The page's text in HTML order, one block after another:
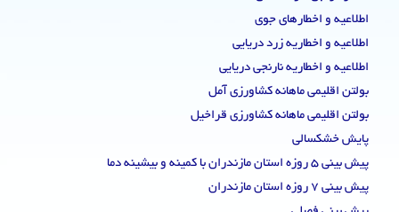
اطلاعیه و اخطارهای جوی
اطلاعیه و اخطاریه زرد دریایی
اطلاعیه و اخطاریه نارنجی دریایی
بولتن اقلیمی ماهانه کشاورزی آمل
بولتن اقلیمی ماهانه کشاورزی قراخیل
پایش خشکسالی
پیش بینی 5 روزه استان مازندران با کمینه و بیشینه دما
پیش بینی 7 روزه استان مازندران